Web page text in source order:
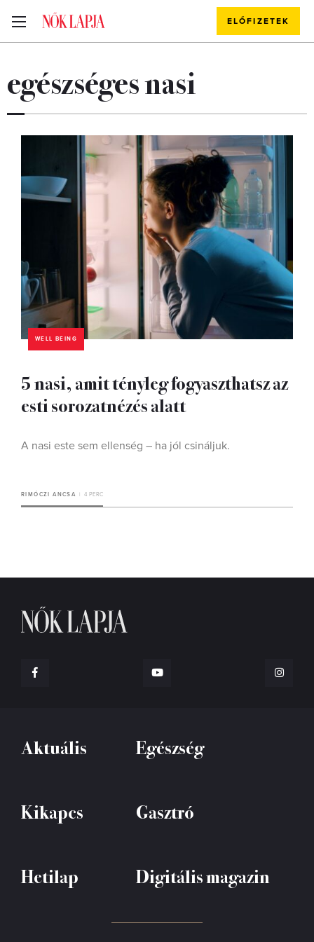
ELŐFIZETEK
egészséges nasi
WELL BEING
5 nasi, amit tényleg fogyaszthatsz az
esti sorozatnézés alatt
A nasi este sem ellenség – ha jól csináljuk.
RIMÓCZI ANCSA 4 PERC
Aktuális Egészség
Kikapcs Gasztró
Hetilap Digitális magazin